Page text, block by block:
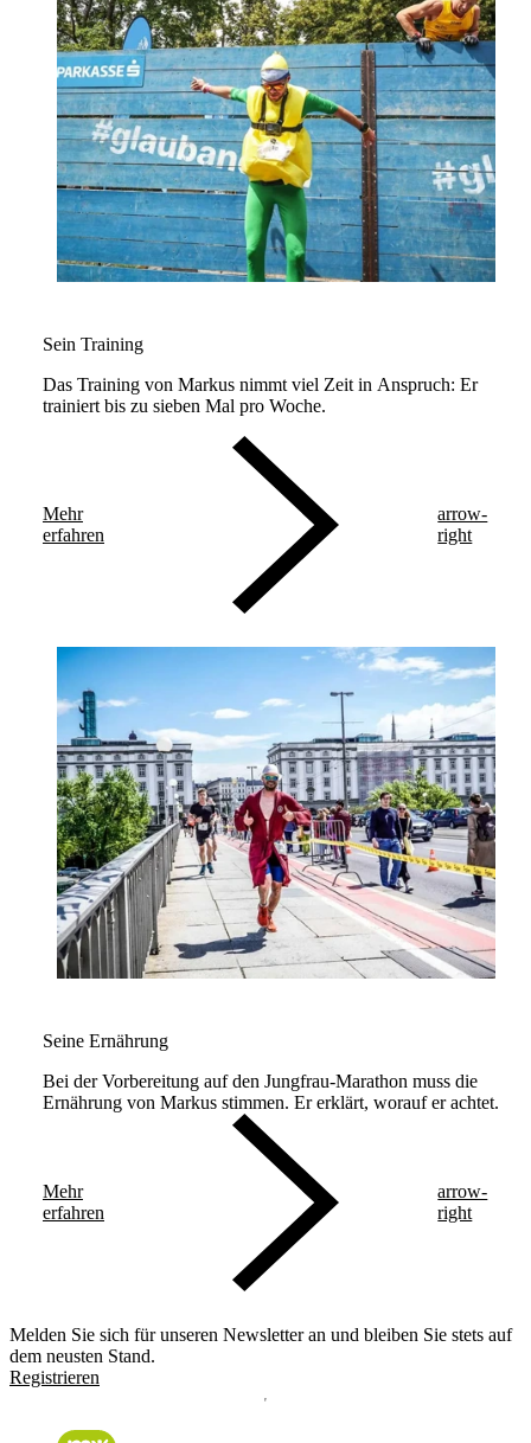
Sein Training
Das Training von Markus nimmt viel Zeit in Anspruch: Er
trainiert bis zu sieben Mal pro Woche.
Mehr
erfahren
arrow-
right
Seine Ernährung
Bei der Vorbereitung auf den Jungfrau-Marathon muss die
Ernährung von Markus stimmen. Er erklärt, worauf er achtet.
Mehr
erfahren
arrow-
right
Melden Sie sich für unseren Newsletter an und bleiben Sie stets auf
dem neusten Stand.
Registrieren